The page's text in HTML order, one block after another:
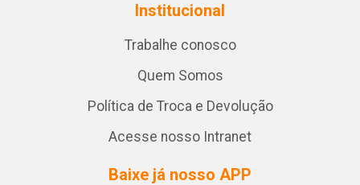
Institucional
Trabalhe conosco
Quem Somos
Política de Troca e Devolução
Acesse nosso Intranet
Baixe já nosso APP